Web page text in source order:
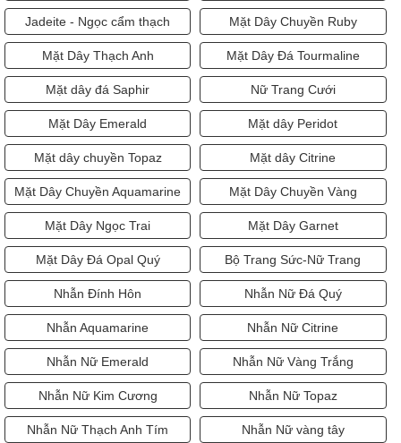
Jadeite - Ngọc cẩm thạch Mặt Dây Chuyền Ruby
Mặt Dây Thạch Anh Mặt Dây Đá Tourmaline
Mặt dây đá Saphir Nữ Trang Cưới
Mặt Dây Emerald Mặt dây Peridot
Mặt dây chuyền Topaz Mặt dây Citrine
Mặt Dây Chuyền Aquamarine Mặt Dây Chuyền Vàng
Mặt Dây Ngọc Trai Mặt Dây Garnet
Mặt Dây Đá Opal Quý Bộ Trang Sức-Nữ Trang
Nhẫn Đính Hôn Nhẫn Nữ Đá Quý
Nhẫn Aquamarine Nhẫn Nữ Citrine
Nhẫn Nữ Emerald Nhẫn Nữ Vàng Trắng
Nhẫn Nữ Kim Cương Nhẫn Nữ Topaz
Nhẫn Nữ Thạch Anh Tím Nhẫn Nữ vàng tây